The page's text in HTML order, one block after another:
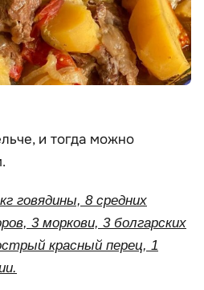
и тогда можно
говядины, 8 средних
3 моркови, 3 болгарских
красный перец, 1